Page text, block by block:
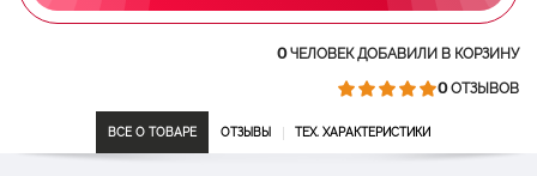
ВСЕ О ТОВАРЕ ОТЗЫВЫ ТЕХ. ХАРАКТЕРИСТИКИ
0ЧЕЛОВЕК ДОБАВИЛИ В КОРЗИНУ
0ОТЗЫВОВ